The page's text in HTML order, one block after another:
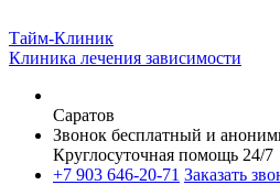
Тайм-Клиник
Клиника лечения зависимости
Саратов
Звонок бесплатный и
Круглосуточная помощь 24/7
+7 903 646-20-71 Заказать